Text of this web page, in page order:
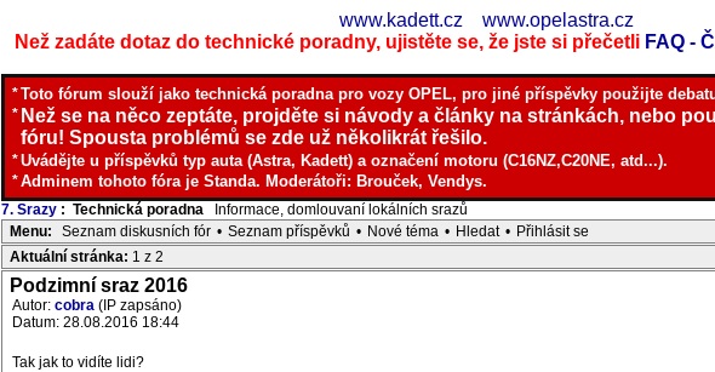
www.kadett.cz
www.opelastra.cz
Než zadáte dotaz do technické poradny, ujistěte se, že jste si přečetli FAQ -
*Toto fórum slouží jako technická poradna pro vozy OPEL, pro jiné příspěvky použijte
* Než se na něco zeptáte, projděte si návody a články na stránkách, nebo
fóru! Spousta problémů se zde už několikrát řešilo.
*Uvádějte u příspěvků typ auta (Astra, Kadett) a označení motoru (C16NZ,C20NE, atd...).
*Adminem tohoto fóra je Standa. Moderátoři: Brouček, Vendys.
7. Srazy : Technická poradna Informace, domlouvaní lokálních srazů
Menu: Seznam diskusních fór • Seznam příspěvků • Nové téma • Hledat • Přihlásit se
Aktuální stránka: 1 z 2
Podzimní sraz 2016
Autor: cobra (IP zapsáno)
Datum: 28.08.2016 18:44
Tak jak to vidíte lidi?